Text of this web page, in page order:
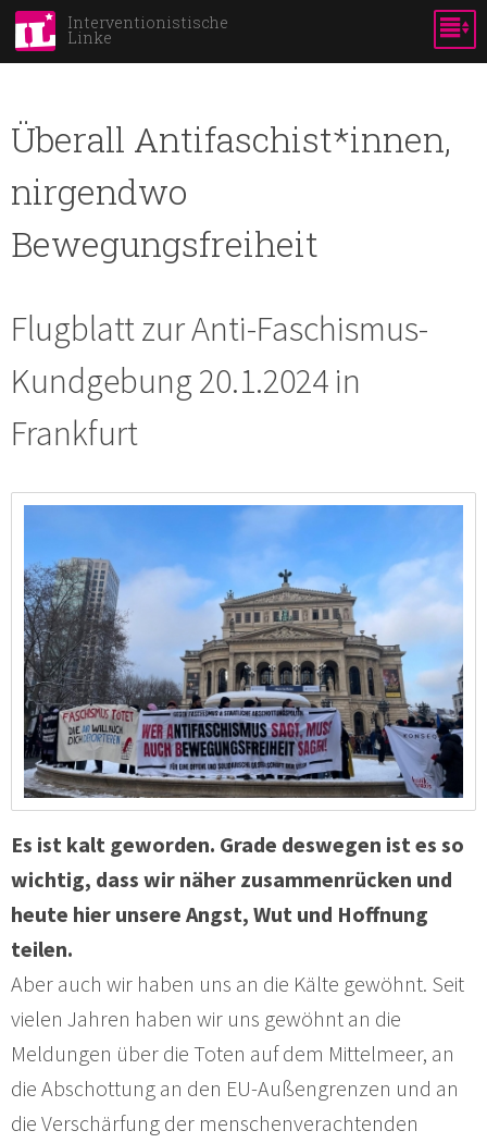
Skip to
content
Interventionistische
Linke
Überall Antifaschist*innen,
nirgendwo
Bewegungsfreiheit
Flugblatt zur Anti-Faschismus-
Kundgebung 20.1.2024 in
Frankfurt
Es ist kalt geworden. Grade deswegen ist es so
wichtig, dass wir näher zusammenrücken und
heute hier unsere Angst, Wut und Hoffnung
teilen.
Aber auch wir haben uns an die Kälte gewöhnt. Seit
vielen Jahren haben wir uns gewöhnt an die
Meldungen über die Toten auf dem Mittelmeer, an
die Abschottung an den EU-Außengrenzen und an
die Verschärfung der menschenverachtenden